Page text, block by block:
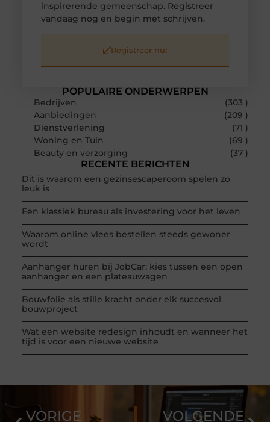
POPULAIRE ONDERWERPEN
Bedrijven
(303 )
Aanbiedingen
(209 )
Dienstverlening
(71 )
Woning en Tuin
(69 )
Beauty en verzorging
(37 )
RECENTE BERICHTEN
Dit is waarom een gezinsescaperoom spelen zo
leuk is
Een klassiek bureau als investering voor het leven
Waarom online vlees bestellen steeds gewoner
wordt
Aanhanger huren bij JobCar: kies tussen een open
aanhanger en een plateauwagen
Bouwfolie als stille kracht onder elk succesvol
bouwproject
Wat een website redesign inhoudt en wanneer het
tijd is voor een nieuwe website
inspirerende gemeenschap. Registreer
vandaag nog en begin met schrijven.
Registreer nu!
VORIGE VOLGENDE